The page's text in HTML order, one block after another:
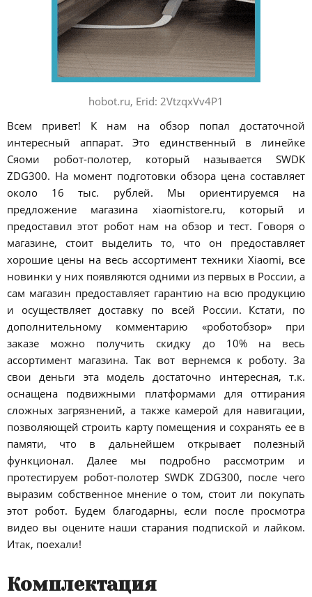
hobot.ru, Erid: 2VtzqxVv4P1
Всем привет! К нам на обзор попал достаточной
интересный аппарат. Это единственный в линейке
Сяоми робот-полотер, который называется SWDK
ZDG300. На момент подготовки обзора цена составляет
около 16 тыс. рублей. Мы ориентируемся на
предложение магазина xiaomistore.ru, который и
предоставил этот робот нам на обзор и тест. Говоря о
магазине, стоит выделить то, что он предоставляет
хорошие цены на весь ассортимент техники Xiaomi, все
новинки у них появляются одними из первых в России, а
сам магазин предоставляет гарантию на всю продукцию
и осуществляет доставку по всей России. Кстати, по
дополнительному комментарию «роботобзор» при
заказе можно получить скидку до 10% на весь
ассортимент магазина. Так вот вернемся к роботу. За
свои деньги эта модель достаточно интересная, т.к.
оснащена подвижными платформами для оттирания
сложных загрязнений, а также камерой для навигации,
позволяющей строить карту помещения и сохранять ее в
памяти, что в дальнейшем открывает полезный
функционал. Далее мы подробно рассмотрим и
протестируем робот-полотер SWDK ZDG300, после чего
выразим собственное мнение о том, стоит ли покупать
этот робот. Будем благодарны, если после просмотра
видео вы оцените наши старания подпиской и лайком.
Итак, поехали!
Комплектация